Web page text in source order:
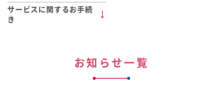
サービスに関するお手続
き
お知らせ一覧